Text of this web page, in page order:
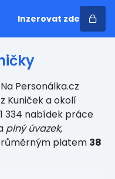
Inzerovat zde
Na Personálka.cz
Kuniček a okolí
334 nabídek práce
plný úvazek,
platem 38